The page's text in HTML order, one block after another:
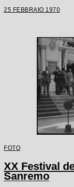
25 FEBBRAIO 1970
FOTO
XX Festival
Sanremo